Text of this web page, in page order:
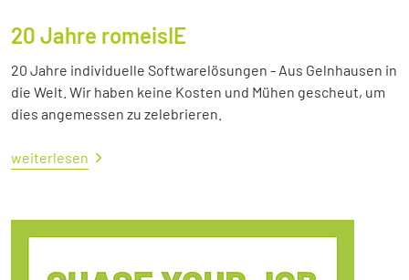
20 Jahre romeisIE
20 Jahre individuelle Softwarelösungen - Aus Gelnhausen in
die Welt. Wir haben keine Kosten und Mühen gescheut, um
dies angemessen zu zelebrieren.
weiterlesen